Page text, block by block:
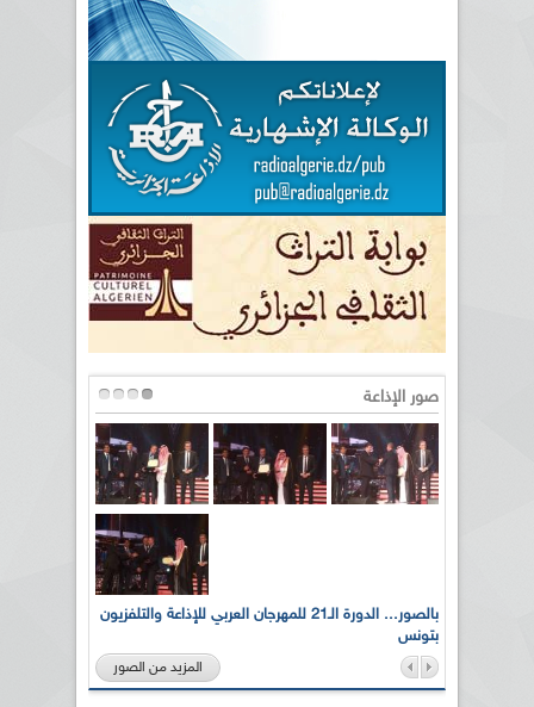
صور الإذاعة
بالصور... الدورة الـ21 للمهرجان العربي للإذاعة والتلفزيون
بتونس
المزيد من الصور